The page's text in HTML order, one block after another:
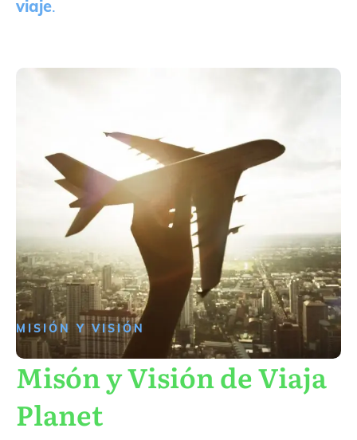
viaje.
MISIÓN Y VISIÓN
Misón y Visión de Viaja
Planet